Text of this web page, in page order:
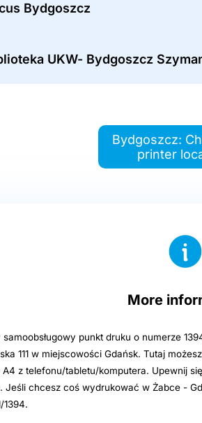
Bydgoszcz
UKW- Bydgoszcz
Bydgoszcz:
printer
More
punkt druku o numerze
111 w miejscowości Gdańsk. Tutaj
z telefonu/tabletu/komputera. Upewnij
Jeśli chcesz coś wydrukować w Żabce -
1394.